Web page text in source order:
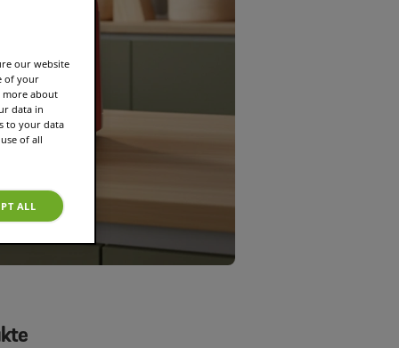
our website
of your
more about
data in
to your data
of all
ALL